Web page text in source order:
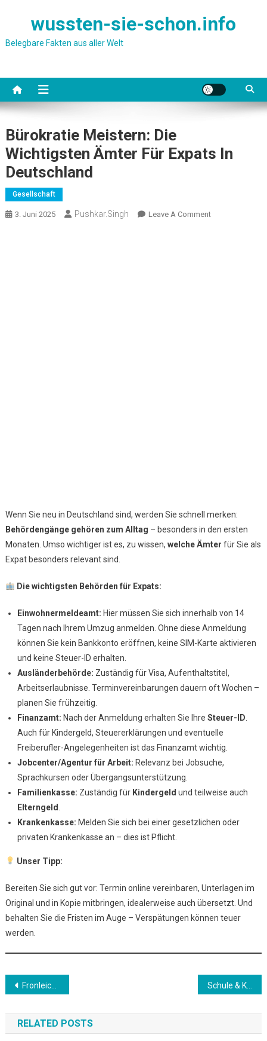
wussten-sie-schon.info
Belegbare Fakten aus aller Welt
Bürokratie Meistern: Die
Wichtigsten Ämter Für Expats In
Deutschland
Gesellschaft
3. Juni 2025 Pushkar.singh Leave A CommentOn
Wenn Sie neu in Deutschland sind, werden Sie schnell merken:
Behördengänge gehören zum Alltag – besonders in den ersten
Monaten. Umso wichtiger ist es, zu wissen, welche Ämter für Sie als
Expat besonders relevant sind.
Die wichtigsten Behörden für Expats:
Einwohnermeldeamt: Hier müssen Sie sich innerhalb von 14
Tagen nach Ihrem Umzug anmelden. Ohne diese Anmeldung
können Sie kein Bankkonto eröffnen, keine SIM-Karte aktivieren
und keine Steuer-ID erhalten.
Ausländerbehörde: Zuständig für Visa, Aufenthaltstitel,
Arbeitserlaubnisse. Terminvereinbarungen dauern oft Wochen –
planen Sie frühzeitig.
Finanzamt: Nach der Anmeldung erhalten Sie Ihre Steuer-ID
Auch für Kindergeld, Steuererklärungen und eventuelle
Freiberufler-Angelegenheiten ist das Finanzamt wichtig.
Jobcenter/Agentur für Arbeit: Relevanz bei Jobsuche,
Sprachkursen oder Übergangsunterstützung.
Familienkasse: Zuständig für Kindergeld und teilweise auch
Elterngeld
Krankenkasse: Melden Sie sich bei einer gesetzlichen oder
privaten Krankenkasse an – dies ist Pflicht.
Unser Tipp:
Bereiten Sie sich gut vor: Termin online vereinbaren, Unterlagen im
Original und in Kopie mitbringen, idealerweise auch übersetzt. Und
behalten Sie die Fristen im Auge – Verspätungen können teuer
werden.
Beitrags-
Navigation
Fronleichnam – Was bedeutet dieser Feiertag in Deutschland? Schule & Kita: Anmeldung und Alltag für Kinder in Deutschland
RELATED POSTS